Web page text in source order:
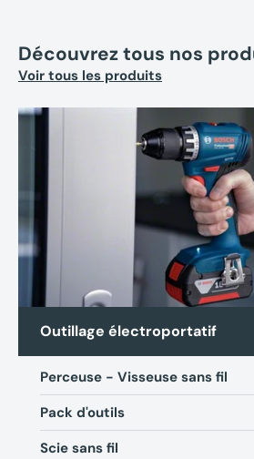
Découvrez tous nos
Voir tous les produits
Outillage électroportatif
Perceuse - Visseuse sans fil
Pack d'outils
Scie sans fil